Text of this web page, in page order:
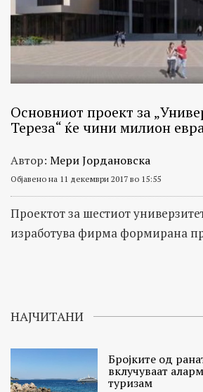
Основниот проект за
Тереза“ ќе чини милион
Автор: Мери Јордановска
Објавено на 11 декември 2017 во 15:55
Проектот за шестиот
изработува фирма формирана
НАЈЧИТАНИ
Бројките од
вклучуваат
туризам